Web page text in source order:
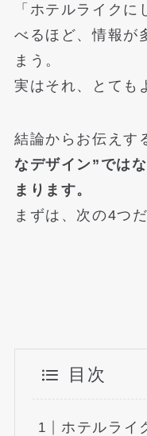
「ホテルライク
べるほど、情報が
まう。
実はそれ、とても
結論からお伝えす
なデザイン”では
まります。
まずは、次の4つ
目次
ホテルライ